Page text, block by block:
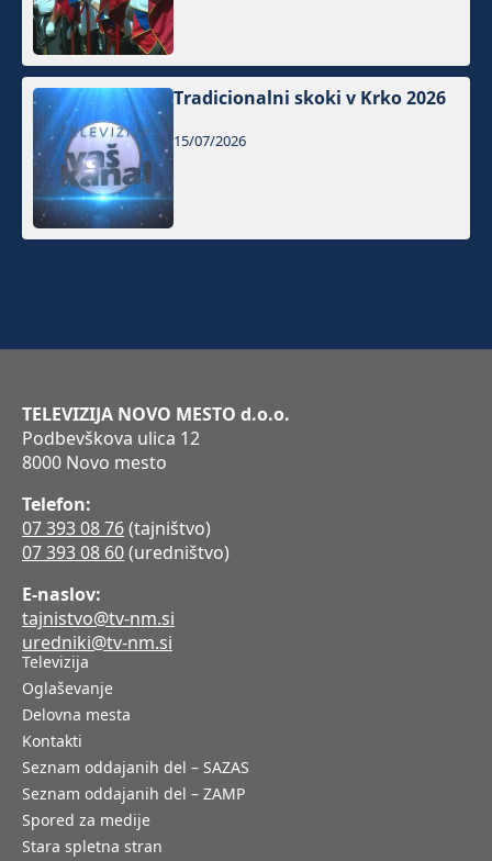
Tradicionalni skoki v Krko 2026
15/07/2026
TELEVIZIJA NOVO MESTO d.o.o.
Podbevškova ulica 12
8000 Novo mesto
Telefon:
07 393 08 76(tajništvo)
07 393 08 60(uredništvo)
E-naslov:
tajnistvo@tv-nm.si
uredniki@tv-nm.si
Televizija
Oglaševanje
Delovna mesta
Kontakti
Seznam oddajanih del – SAZAS
Seznam oddajanih del – ZAMP
Spored za medije
Stara spletna stran